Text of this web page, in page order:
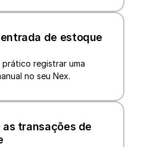
de estoque
prático registrar uma
as transações de